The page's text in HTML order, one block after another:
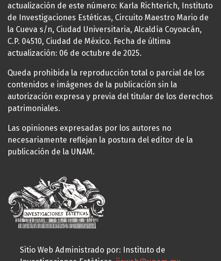
actualización de este número: Karla Richterich, Instituto
de Investigaciones Estéticas, Circuito Maestro Mario de
la Cueva s/n, Ciudad Universitaria, Alcaldía Coyoacán,
C.P. 04510, Ciudad de México. Fecha de última
actualización: 06 de octubre de 2025.
Queda prohibida la reproducción total o parcial de los
contenidos e imágenes de la publicación sin la
autorización expresa y previa del titular de los derechos
patrimoniales.
Las opiniones expresadas por los autores no
necesariamente reflejan la postura del editor de la
publicación de la UNAM.
Sitio Web Administrado por: Instituto de